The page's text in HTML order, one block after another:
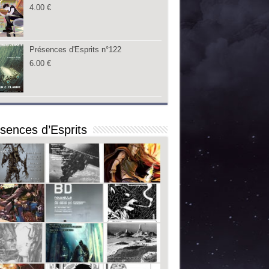
4.00 €
Présences d'Esprits n°122
6.00 €
d’Esprits